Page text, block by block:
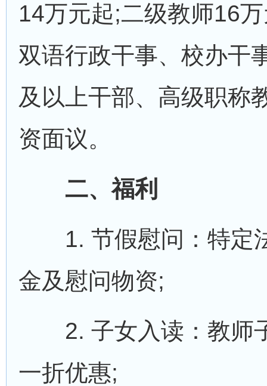
14万元起;二级教师16
双语行政干事、校办干
及以上干部、高级职称
资面议。
二、福利
1. 节假慰问：特定
金及慰问物资;
2. 子女入读：教师
一折优惠;